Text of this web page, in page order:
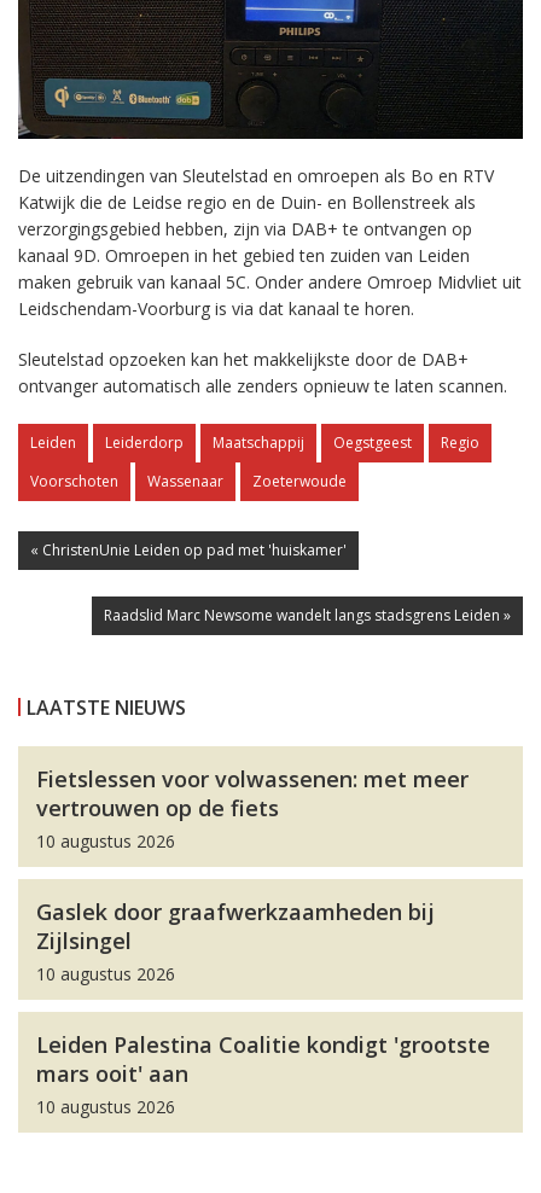
De uitzendingen van Sleutelstad en omroepen als Bo en RTV
Katwijk die de Leidse regio en de Duin- en Bollenstreek als
verzorgingsgebied hebben, zijn via DAB+ te ontvangen op
kanaal 9D. Omroepen in het gebied ten zuiden van Leiden
maken gebruik van kanaal 5C. Onder andere Omroep Midvliet uit
Leidschendam-Voorburg is via dat kanaal te horen.
Sleutelstad opzoeken kan het makkelijkste door de DAB+
ontvanger automatisch alle zenders opnieuw te laten scannen.
Leiden Leiderdorp Maatschappij Oegstgeest
Regio
Voorschoten
Wassenaar Zoeterwoude
« ChristenUnie Leiden op pad met 'huiskamer'
Raadslid Marc Newsome wandelt langs stadsgrens Leiden »
LAATSTE NIEUWS
Fietslessen voor volwassenen: met meer
vertrouwen op de fiets
10 augustus 2026
Gaslek door graafwerkzaamheden bij
Zijlsingel
10 augustus 2026
Leiden Palestina Coalitie kondigt 'grootste
mars ooit' aan
10 augustus 2026